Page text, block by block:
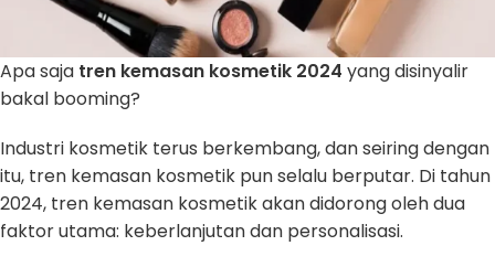
Apa saja tren kemasan kosmetik 2024 yang disinyalir
bakal booming?
Industri kosmetik terus berkembang, dan seiring dengan
itu, tren kemasan kosmetik pun selalu berputar. Di tahun
2024, tren kemasan kosmetik akan didorong oleh dua
faktor utama: keberlanjutan dan personalisasi.